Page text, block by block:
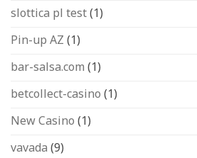
slottica pl test(1)
Pin-up AZ (1)
bar-salsa.com (1)
betcollect-casino (1)
New Casino (1)
vavada (9)